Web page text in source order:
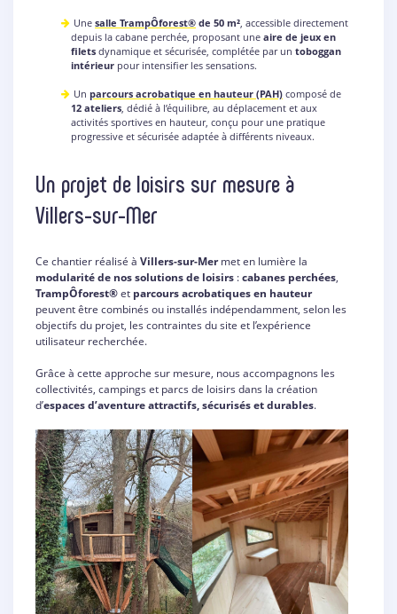
Une salle TrampÔforest® de 50 m² , accessible directement
depuis la cabane perchée, proposant une aire de jeux en
filets dynamique et sécurisée, complétée par un toboggan
intérieur pour intensifier les sensations.
Un parcours acrobatique en hauteur (PAH) composé de
12 ateliers, dédié à l’équilibre, au déplacement et aux
activités sportives en hauteur, conçu pour une pratique
progressive et sécurisée adaptée à différents niveaux.
Un projet de loisirs sur mesure à
Villers-sur-Mer
Ce chantier réalisé à Villers-sur-Mermet en lumière la
modularité de nos solutions de loisirs :cabanes perchées,
TrampÔforest®et parcours acrobatiques en hauteur
peuvent être combinés ou installés indépendamment, selon les
objectifs du projet, les contraintes du site et l’expérience
utilisateur recherchée.
Grâce à cette approche sur mesure, nous accompagnons les
collectivités, campings et parcs de loisirs dans la création
d’espaces d’aventure attractifs, sécurisés et durables.